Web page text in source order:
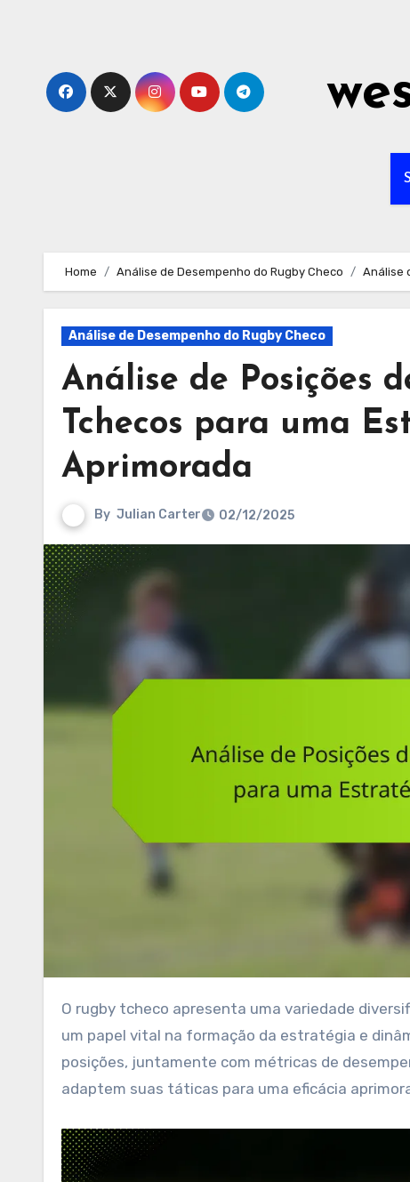
Home Análise de Desempenho do Rugby Checo Análise
Análise de Desempenho do Rugby Checo
Análise de Posições
Tchecos para uma
Aprimorada
By Julian Carter 02/12/2025
O rugby tcheco apresenta uma variedade diversificada de posições de jogadores, cada uma desempenhando
um papel vital na formação da estratégia e
posições, juntamente com métricas de
adaptem suas táticas para uma eficácia